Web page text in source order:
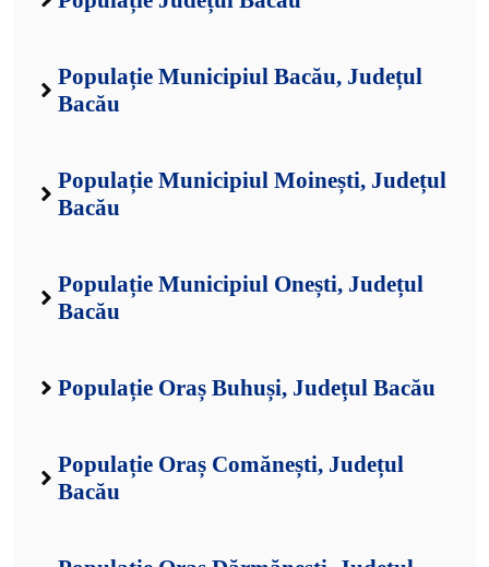
Populație Municipiul Bacău, Județul
Bacău
Populație Municipiul Moinești, Județul
Bacău
Populație Municipiul Onești, Județul
Bacău
Populație Oraș Buhuși, Județul Bacău
Populație Oraș Comănești, Județul
Bacău